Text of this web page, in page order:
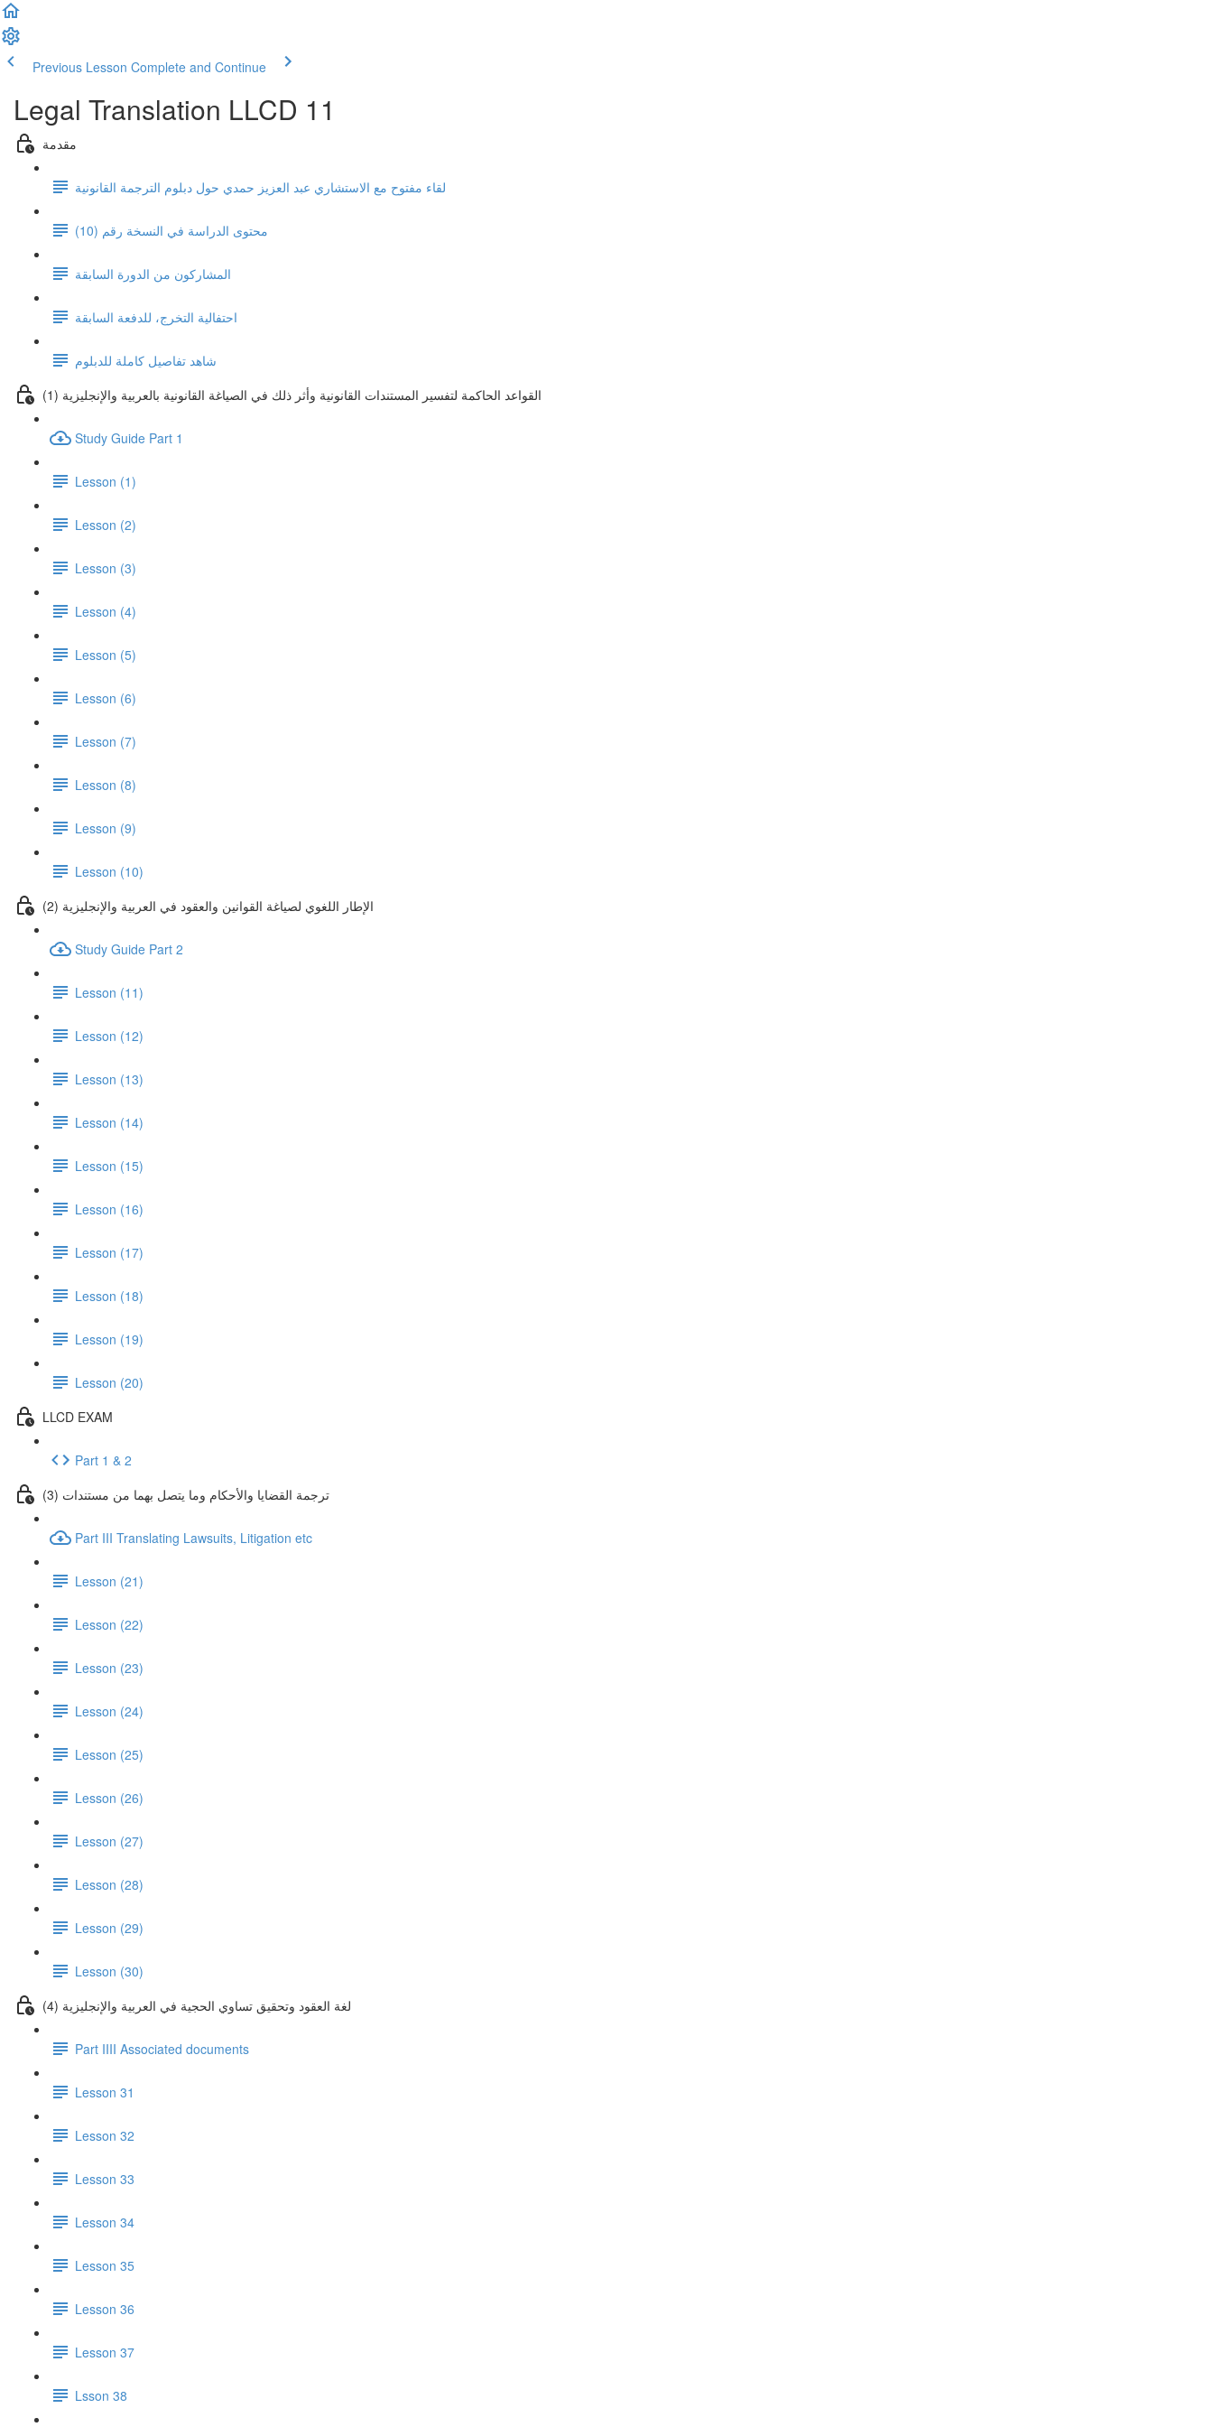
Previous Lesson Complete and Continue
Legal Translation LLCD 11
مقدمة
لقاء مفتوح مع الاستشاري عبد العزيز حمدي حول دبلوم الترجمة القانونية
محتوى الدراسة في النسخة رقم (10)
المشاركون من الدورة السابقة
احتفالية التخرج، للدفعة السابقة
شاهد تفاصيل كاملة للدبلوم
(1) القواعد الحاكمة لتفسير المستندات القانونية وأثر ذلك في الصياغة القانونية بالعربية والإنجليزية
Study Guide Part 1
Lesson (1)
Lesson (2)
Lesson (3)
Lesson (4)
Lesson (5)
Lesson (6)
Lesson (7)
Lesson (8)
Lesson (9)
Lesson (10)
(2) الإطار اللغوي لصياغة القوانين والعقود في العربية والإنجليزية
Study Guide Part 2
Lesson (11)
Lesson (12)
Lesson (13)
Lesson (14)
Lesson (15)
Lesson (16)
Lesson (17)
Lesson (18)
Lesson (19)
Lesson (20)
LLCD EXAM
Part 1 & 2
(3) ترجمة القضايا والأحكام وما يتصل بهما من مستندات
Part III Translating Lawsuits, Litigation etc
Lesson (21)
Lesson (22)
Lesson (23)
Lesson (24)
Lesson (25)
Lesson (26)
Lesson (27)
Lesson (28)
Lesson (29)
Lesson (30)
لغة العقود وتحقيق تساوي الحجية في العربية والإنجليزية (4)
Part IIII Associated documents
Lesson 31
Lesson 32
Lesson 33
Lesson 34
Lesson 35
Lesson 36
Lesson 37
Lsson 38